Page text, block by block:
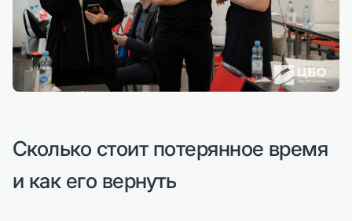
Сколько стоит потерянное время
и как его вернуть